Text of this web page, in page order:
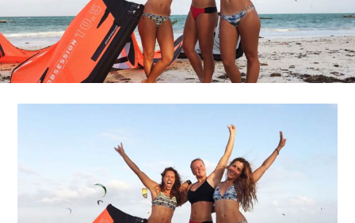
NOVEMBRO 17, 2020 0 0